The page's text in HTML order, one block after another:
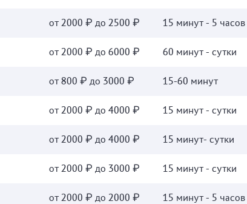
от 2000 ₽ до 2500 ₽ 15 минут - 5 часов
от 2000 ₽ до 6000 ₽ 60 минут - сутки
от 800 ₽ до 3000 ₽ 15-60 минут
от 2000 ₽ до 4000 ₽ 15 минут - сутки
от 2000 ₽ до 4000 ₽ 15 минут- сутки
от 2000 ₽ до 3000 ₽ 15 минут - сутки
от 2000 ₽ до 2000 ₽ 15 минут - 5 часов